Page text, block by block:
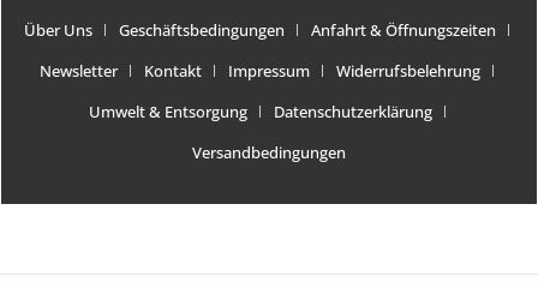
Über Uns Geschäftsbedingungen
Anfahrt & Öffnungszeiten
Newsletter
Kontakt Impressum
Widerrufsbelehrung
Umwelt & Entsorgung
Datenschutzerklärung
Versandbedingungen